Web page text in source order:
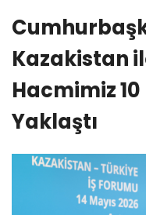
Kazakistan
Hacmimiz
Yaklaştı